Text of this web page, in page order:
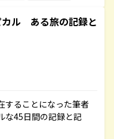
カル ある旅の記録と
することになった筆者
な45日間の記録と記